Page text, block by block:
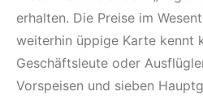
erhalten. Die Preise im
weiterhin üppige Karte kennt
Geschäftsleute oder
Vorspeisen und sieben